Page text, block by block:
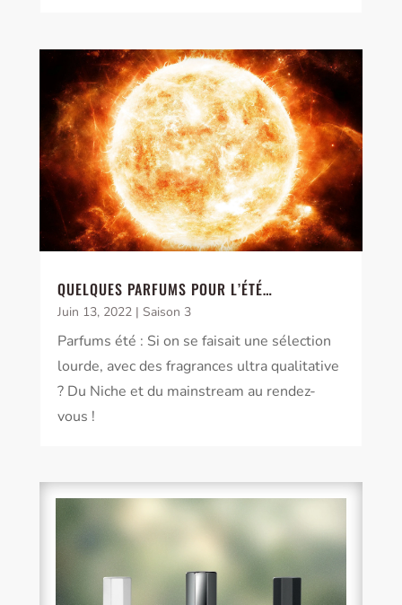
QUELQUES PARFUMS POUR L’ÉTÉ…
Juin 13, 2022| Saison 3
Parfums été : Si on se faisait une sélection
lourde, avec des fragrances ultra qualitative
? Du Niche et du mainstream au rendez-
vous !